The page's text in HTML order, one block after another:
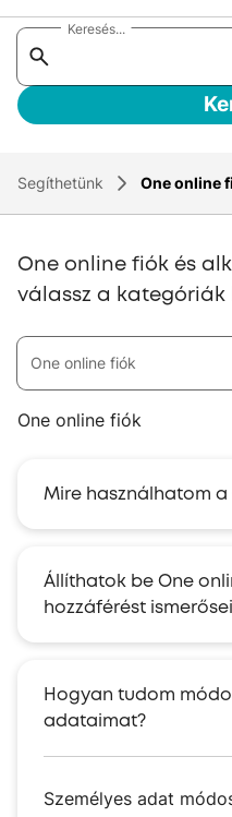
Keresés...
Segíthetünk One online
One online fiók és
válassz a kategóriák
One online fiók
One online fiók
Mire használhatom
Állíthatok be One
hozzáférést
Hogyan tudom
adataimat?
Személyes adat